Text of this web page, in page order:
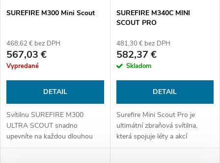
SUREFIRE M300 Mini Scout
468,62 € bez DPH
567,03 €
Vypredané
DETAIL
Svítilnu SUREFIRE M300
ULTRA SCOUT snadno
upevníte na každou dlouhou
zbraň, která má picatinny nebo
SUREFIRE M340C MINI
SCOUT PRO
481,30 € bez DPH
582,37 €
Skladom
DETAIL
Surefire Mini Scout Pro je
ultimátní zbraňová svítilna,
která spojuje léty a akcí
prověřené světlo M300C s